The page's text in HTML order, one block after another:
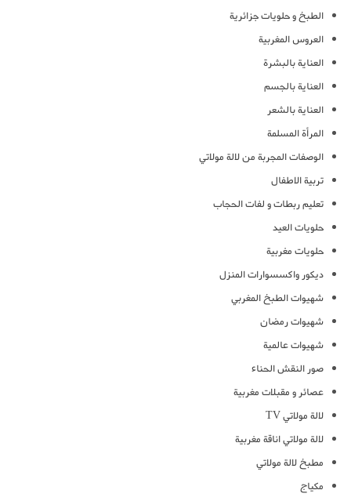
الطبخ و حلويات جزائرية
العروس المغربية
العناية بالبشرة
العناية بالجسم
العناية بالشعر
المرأة المسلمة
الوصفات المجربة من لالة مولاتي
تربية الاطفال
تعليم ربطات و لفات الحجاب
حلويات العيد
حلويات مغربية
ديكور واكسسوارات المنزل
شهيوات الطبخ المغربي
شهيوات رمضان
شهيوات عالمية
صور النقش الحناء
عصائر و مقبلات مغربية
لالة مولاتي TV
لالة مولاتي اناقة مغربية
مطبخ لالة مولاتي
مكياج